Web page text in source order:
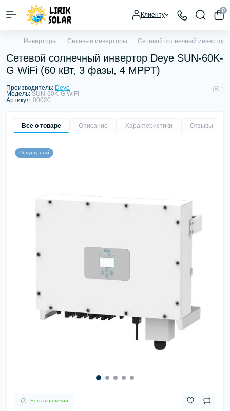
Клиенту
0
Инверторы Сетевые инверторы Сетевой солнечный инвертор
Сетевой солнечный инвертор Deye SUN-60K-
G WiFi (60 кВт, 3 фазы, 4 MPPT)
Производитель: Deye
Модель: SUN-60K-G WiFi
Артикул: 00020
1
Все о товаре Описание Характеристики Отзывы
Популярный
Есть в наличии